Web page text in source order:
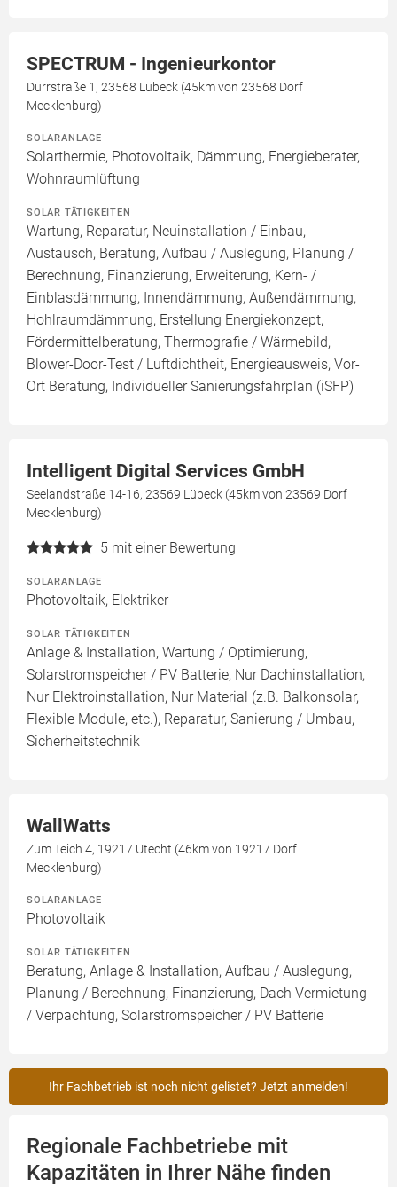
SPECTRUM - Ingenieurkontor
Dürrstraße 1, 23568 Lübeck (45km von 23568 Dorf
Mecklenburg)
SOLARANLAGE
Solarthermie, Photovoltaik, Dämmung, Energieberater,
Wohnraumlüftung
SOLAR TÄTIGKEITEN
Wartung, Reparatur, Neuinstallation / Einbau,
Austausch, Beratung, Aufbau / Auslegung, Planung /
Berechnung, Finanzierung, Erweiterung, Kern- /
Einblasdämmung, Innendämmung, Außendämmung,
Hohlraumdämmung, Erstellung Energiekonzept,
Fördermittelberatung, Thermografie / Wärmebild,
Blower-Door-Test / Luftdichtheit, Energieausweis, Vor-
Ort Beratung, Individueller Sanierungsfahrplan (iSFP)
Intelligent Digital Services GmbH
Seelandstraße 14-16, 23569 Lübeck (45km von 23569 Dorf
Mecklenburg)
5 mit einer Bewertung
SOLARANLAGE
Photovoltaik, Elektriker
SOLAR TÄTIGKEITEN
Anlage & Installation, Wartung / Optimierung,
Solarstromspeicher / PV Batterie, Nur Dachinstallation,
Nur Elektroinstallation, Nur Material (z.B. Balkonsolar,
Flexible Module, etc.), Reparatur, Sanierung / Umbau,
Sicherheitstechnik
WallWatts
Zum Teich 4, 19217 Utecht (46km von 19217 Dorf
Mecklenburg)
SOLARANLAGE
Photovoltaik
SOLAR TÄTIGKEITEN
Beratung, Anlage & Installation, Aufbau / Auslegung,
Planung / Berechnung, Finanzierung, Dach Vermietung
/ Verpachtung, Solarstromspeicher / PV Batterie
Ihr Fachbetrieb ist noch nicht gelistet? Jetzt anmelden!
Regionale Fachbetriebe mit
Kapazitäten in Ihrer Nähe finden